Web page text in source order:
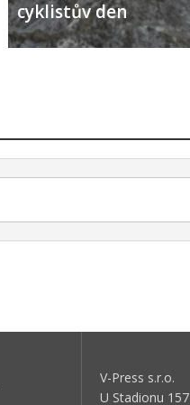
cyklistův den
V-Press s.r.o.
U Stadionu 157